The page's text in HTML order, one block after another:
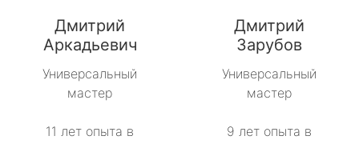
Дмитрий
Аркадьевич
Универсальный
мастер
11 лет опыта в
Дмитрий
Зарубов
Универсальный
мастер
9 лет опыта в